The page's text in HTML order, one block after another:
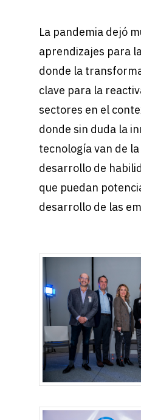
La pandemia dejó
aprendizajes para
donde la
clave para la
sectores en el
donde sin duda la
tecnología van de
desarrollo de
que puedan
desarrollo de las